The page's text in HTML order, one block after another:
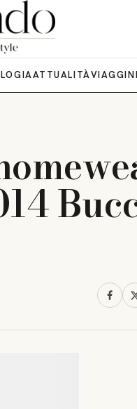
ATTUALITÀVIAGGI